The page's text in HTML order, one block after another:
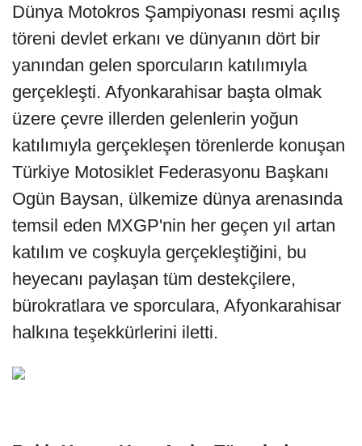
Dünya Motokros Şampiyonası resmi açılış
töreni devlet erkanı ve dünyanın dört bir
yanından gelen sporcuların katılımıyla
gerçekleşti. Afyonkarahisar başta olmak
üzere çevre illerden gelenlerin yoğun
katılımıyla gerçekleşen törenlerde konuşan
Türkiye Motosiklet Federasyonu Başkanı
Ogün Baysan, ülkemize dünya arenasında
temsil eden MXGP'nin her geçen yıl artan
katılım ve coşkuyla gerçekleştiğini, bu
heyecanı paylaşan tüm destekçilere,
bürokratlara ve sporculara, Afyonkarahisar
halkına teşekkürlerini iletti.